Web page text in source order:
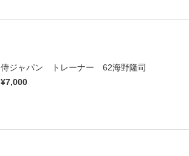
侍ジャパン トレーナー 62海野隆司
¥7,000